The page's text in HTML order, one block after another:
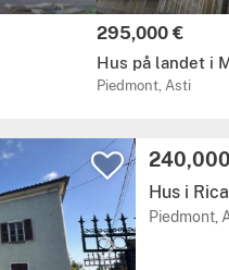
Pris:
295,000 €
Hus på landet i
Piedmont, Asti
Pris:
Hus i
Piedmont,